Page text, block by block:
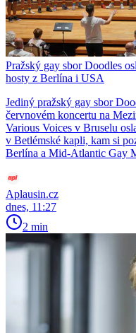
Pražský gay sbor Doodles
hosty z Berlína i USA
Jediný pražský gay sbor
červnovém koncertu na
Various Voices v Bruselu
v Betlémské kapli, kam si
Berlína a Mid-Atlantic Gay
Aplausin.cz
dnes, 11:27
2 min